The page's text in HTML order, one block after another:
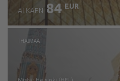
ALKAEN 84 EUR
THAIMAA